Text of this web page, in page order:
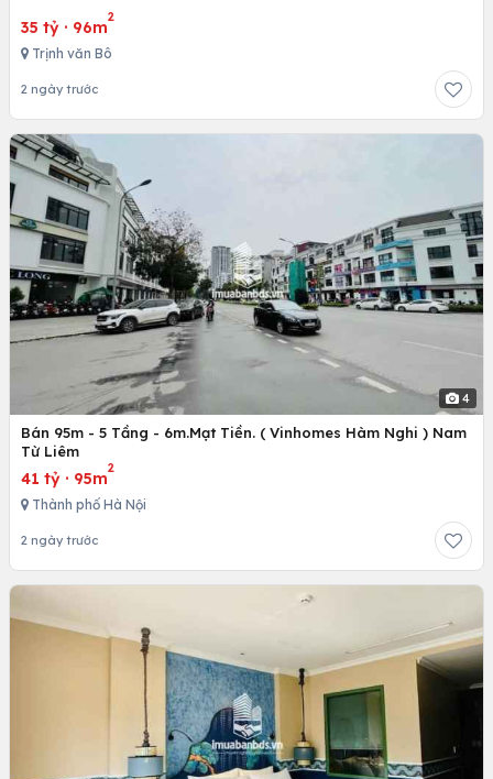
35 tỷ · 96m
2
Trịnh văn Bô
2 ngày trước
4
Bán 95m - 5 Tầng - 6m.Mạt Tiền. ( Vinhomes Hàm Nghi ) Nam
Từ Liêm
41 tỷ · 95m
2
Thành phố Hà Nội
2 ngày trước